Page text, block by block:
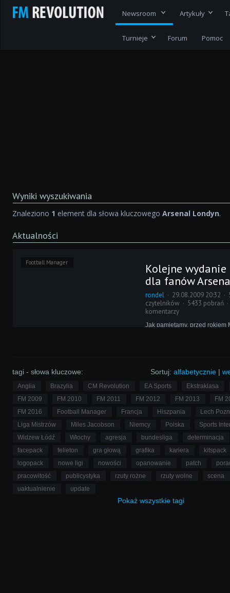
Newsroom Artykuły
Turnieje Forum Pomoc
Wyniki wyszukiwania
Znaleziono 1 element dla słowa kluczowegoArsenal Londyn.
Aktualności
Football Manager
Kolejne wydanie
dla fanów
rondel 29.08.2009 20:32
czytelników
5433 pobrań
komentarzy
Jak pamiętamy, przed rokiem
Sortuj: alfabetycznie |
tagi - słowa kluczowe:
Anglia Brazylia CM Revolution EA Sports
Ekstraklasa
FM 2009
FM 2010 FM 2011 FM 2012 FM 2013
FM
FM 2016
Football Manager Francja Hiszpania
Lech
Liga Mistrzów
Miles Jacobson Niemcy Polska
Sports
Widzew Łódź
Włochy agresja bundesliga
determinacja
facepack
felieton gra głową grafika kariera
kitspack
logopack
nowe ligi nowości opanowanie patch
pracowitość
publicystyka rzuty rożne rzuty wolne
scena
uaktualnienie
update
Pokaż wszystkie tagi